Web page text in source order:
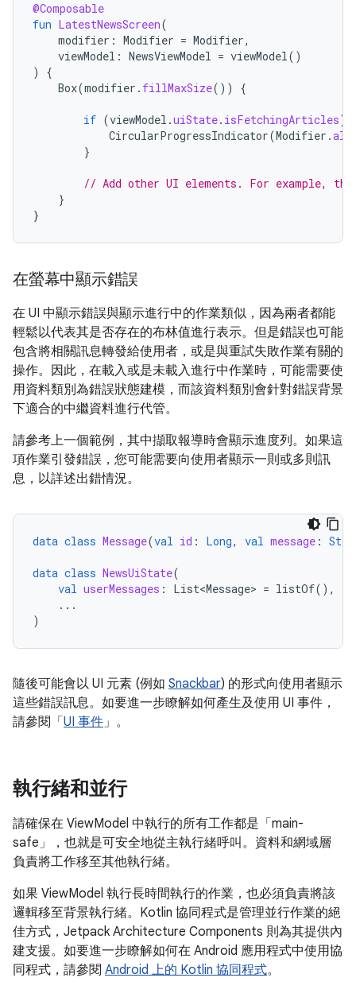
@Composable
fun LatestNewsScreen(
modifier : Modifier = Modifier,
viewModel : NewsViewModel = viewModel()
)
{
Box(modifier . fillMaxSize()) {
if (viewModel .uiState. isFetchingArticles)
CircularProgressIndicator(Modifier .
}
// Add other UI elements. For example,
}
}
在螢幕中顯示錯誤
在 UI 中顯示錯誤與顯示進行中的作業類似，因為兩者都能
輕鬆以代表其是否存在的布林值進行表示。但是錯誤也可能
包含將相關訊息轉發給使用者，或是與重試失敗作業有關的
操作。因此，在載入或是未載入進行中作業時，可能需要使
用資料類別為錯誤狀態建模，而該資料類別會針對錯誤背景
下適合的中繼資料進行代管。
請參考上一個範例，其中擷取報導時會顯示進度列。如果這
項作業引發錯誤，您可能需要向使用者顯示一則或多則訊
息，以詳述出錯情況。
data class Message(val id : Long, val message :
data class NewsUiState(
val userMessages : List<Message> = listOf(),
...
)
隨後可能會以 UI 元素 (例如 Snackbar) 的形式向使用者顯示
這些錯誤訊息。如要進一步瞭解如何產生及使用 UI 事件，
請參閱「 UI 事件」。
執行緒和並行
請確保在 ViewModel 中執行的所有工作都是「main-
safe」
，也就是可安全地從主執行緒呼叫。資料和網域層
負責將工作移至其他執行緒。
如果 ViewModel 執行長時間執行的作業，也必須負責將該
邏輯移至背景執行緒。Kotlin 協同程式是管理並行作業的絕
佳方式，Jetpack Architecture Components 則為其提供內
建支援。如要進一步瞭解如何在 Android 應用程式中使用協
同程式，請參閱 Android 上的 Kotlin 協同程式。